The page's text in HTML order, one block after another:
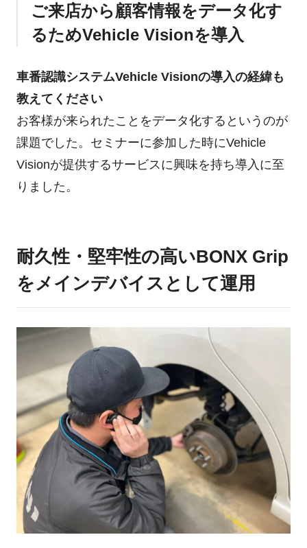
ご来店から顧客情報をデータ化す
るためVehicle Visionを導入
車番認識システムVehicle Visionの導入の経緯も
教えてください
お客様が来られたことをデータ化するというのが
課題でした。セミナーに参加した時にVehicle
Visionが提供するサービスに興味を持ち導入に至
りました。
耐久性・堅牢性の高いBONX Grip
をメインデバイスとして運用